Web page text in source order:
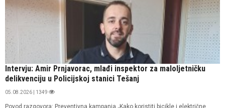
Intervju: Amir Prnjavorac, mlađi inspektor za maloljetničku
delikvenciju u Policijskoj stanici Tešanj
05.08.2026 | 1349
Povod razgovora: Preventivna kampanja „Kako koristiti bicikle i električne